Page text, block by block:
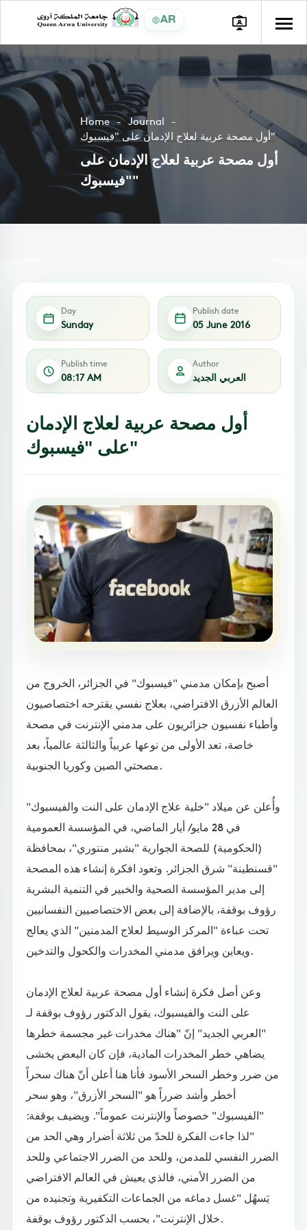
AR
Home
Journal
أول مصحة عربية لعلاج الإدمان على "فيسبوك"
أول مصحة عربية لعلاج الإدمان على
"فيسبوك"
Day
Sunday
Publish date
05 June 2016
Publish time
08:17 AM
Author
العربي الجديد
أول مصحة عربية لعلاج الإدمان
على "فيسبوك"
أصبح بإمكان مدمني "فيسبوك" في الجزائر، الخروج من
العالم الأزرق الافتراضي، بعلاج نفسي يقترحه اختصاصيون
وأطباء نفسيون جزائريون على مدمني الإنترنت في مصحة
خاصة، تعد الأولى من نوعها عربياً والثالثة عالمياً، بعد
مصحتي الصين وكوريا الجنوبية.
وأُعلن عن ميلاد "خلية علاج الإدمان على النت والفيسبوك"
في 28 مايو/ أيار الماضي، في المؤسسة العمومية
(الحكومية) للصحة الجوارية "بشير منتوري"، بمحافظة
"قسنطينة" شرق الجزائر. وتعود افكرة إنشاء هذه المصحة
إلى مدير المؤسسة الصحية والخبير في التنمية البشرية
رؤوف بوقفة، بالإضافة إلى بعض الاختصاصيين النفسانيين
تحت عباءة "المركز الوسيط لعلاج المدمنين" الذي يعالج
ويعاين ويرافق مدمني المخدرات والكحول والتدخين.
وعن أصل فكرة إنشاء أول مصحة عربية لعلاج الإدمان
على النت والفيسبوك، يقول الدكتور رؤوف بوقفة لـ
"العربي الجديد" إنّ "هناك مخدرات غير مجسمة خطرها
يضاهي خطر المخدرات المادية، فإن كان البعض يخشى
من ضرر وخطر السحر الأسود فأنا هنا أعلن أنّ هناك سحراً
أخطر وأشد ضرراً هو "السحر الأزرق"، وهو سحر
"الفيسبوك" خصوصاً والإنترنت عموماً". ويضيف بوقفة:
"لذا جاءت الفكرة للحدّ من ثلاثة أضرار وهي الحد من
الضرر النفسي للمدمن، وللحد من الضرر الاجتماعي وللحد
من الضرر الأمني، فالذي يعيش في العالم الافتراضي
يَسهُل "غسل دماغه من الجماعات التكفيرية وتجنيده من
خلال الإنترنت"، بحسب الدكتور رؤوف بوقفة.